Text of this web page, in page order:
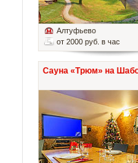
Алтуфьево
от 2000 руб. в час
Сауна «Трюм» на